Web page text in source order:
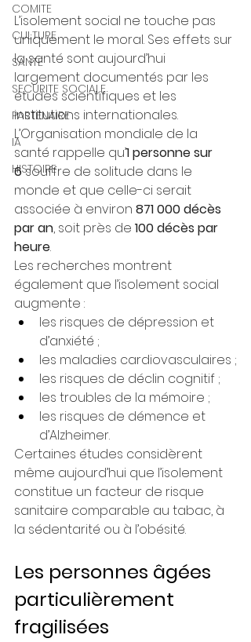
COMITE
CULTURE
SANTE
SECURITE SOCIALE
PARTENAIRE
IA
HISTOIRE
L’isolement social ne touche pas
uniquement le moral. Ses effets sur
la santé sont aujourd’hui
largement documentés par les
études scientifiques et les
institutions internationales.
L’Organisation mondiale de la
santé rappelle qu’1 personne sur
6 souffre de solitude dans le
monde et que celle-ci serait
associée à environ 871 000 décès
par an, soit près de 100 décès par
heure.
Les recherches montrent
également que l’isolement social
augmente :
les risques de dépression et
d’anxiété ;
les maladies cardiovasculaires ;
les risques de déclin cognitif ;
les troubles de la mémoire ;
les risques de démence et
d’Alzheimer.
Certaines études considèrent
même aujourd’hui que l’isolement
constitue un facteur de risque
sanitaire comparable au tabac, à
la sédentarité ou à l’obésité.
Les personnes âgées
particulièrement
fragilisées